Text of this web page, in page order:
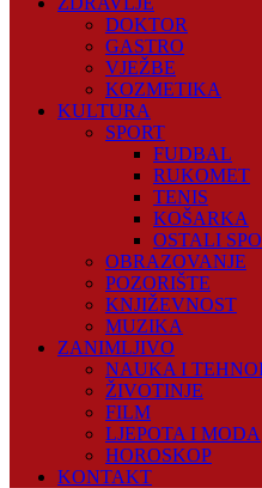
DOKTOR
GASTRO
VJEŽBE
KOZMETIKA
KULTURA
SPORT
FUDBAL
RUKOMET
TENIS
KOŠARKA
OSTALI
OBRAZOVANJE
POZORIŠTE
KNJIŽEVNOST
MUZIKA
ZANIMLJIVO
NAUKA I
ŽIVOTINJE
FILM
LJEPOTA I MODA
HOROSKOP
KONTAKT